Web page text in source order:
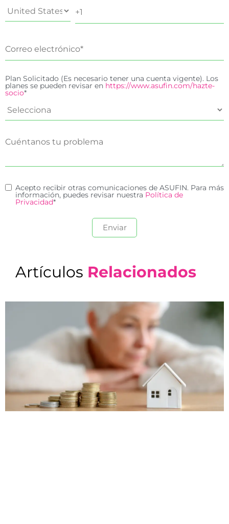
Plan Solicitado (Es necesario tener una cuenta vigente). Los
planes se pueden revisar en https://www.asufin.com/hazte-
socio*
Acepto recibir otras comunicaciones de ASUFIN. Para más
información, puedes revisar nuestra Política de
Privacidad*
Artículos Relacionados